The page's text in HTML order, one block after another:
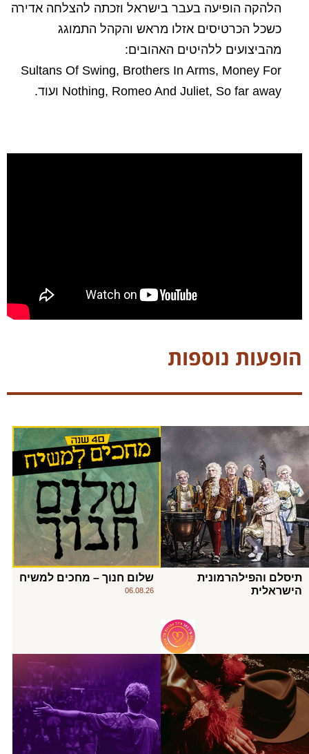
הלהקה הופיעה בעבר בישראל וזכתה להצלחה אדירה
כשכל הכרטיסים אזלו מראש והקהל התמוגג
מהביצועים ללהיטים האהובים:
Sultans Of Swing, Brothers In Arms, Money For
Nothing, Romeo And Juliet, So far away ועוד.
הופעות נוספות
תיסלם והפילהרמונית
הישראלית
שלום חנוך – מחכים למשיח
06.08.26